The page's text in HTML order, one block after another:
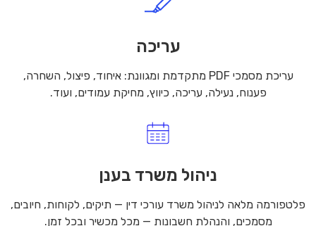
עריכה
עריכת מסמכי PDF מתקדמת ומגוונת: איחוד, פיצול, השחרה,
פענוח, נעילה, עריכה, כיווץ, מחיקת עמודים, ועוד.
ניהול משרד בענן
פלטפורמה מלאה לניהול משרד עורכי דין — תיקים, לקוחות, חיובים,
מסמכים, והנהלת חשבונות — מכל מכשיר ובכל זמן.